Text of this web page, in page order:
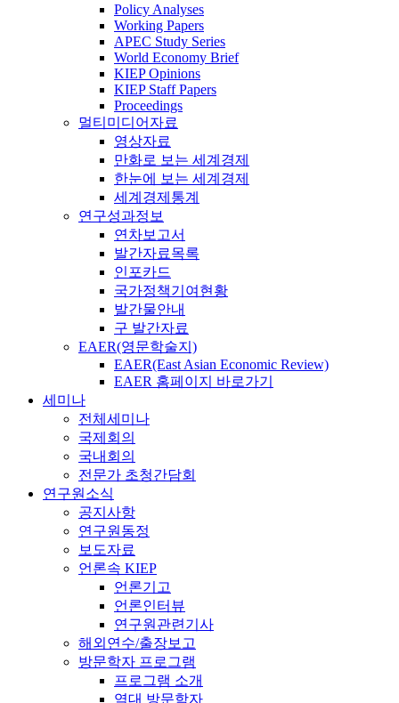
Policy Analyses
Working Papers
APEC Study Series
World Economy Brief
KIEP Opinions
KIEP Staff Papers
Proceedings
멀티미디어자료
영상자료
만화로 보는 세계경제
한눈에 보는 세계경제
세계경제통계
연구성과정보
연차보고서
발간자료목록
인포카드
국가정책기여현황
발간물안내
구 발간자료
EAER(영문학술지)
EAER(East Asian Economic Review)
EAER 홈페이지 바로가기
세미나
전체세미나
국제회의
국내회의
전문가 초청간담회
연구원소식
공지사항
연구원동정
보도자료
언론속 KIEP
언론기고
언론인터뷰
연구원관련기사
해외연수/출장보고
방문학자 프로그램
프로그램 소개
역대 방문학자